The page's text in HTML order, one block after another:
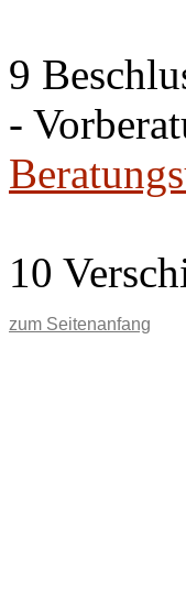
9
-
10
zum Seitenanfang